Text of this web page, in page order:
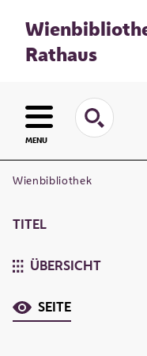
Rathaus
MENU
Wienbibliothek
TITEL
ÜBERSICHT
SEITE